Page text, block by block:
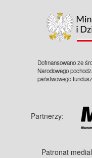
Dofinansowano ze
Narodowego
państwowego
Partnerzy:
Patronat